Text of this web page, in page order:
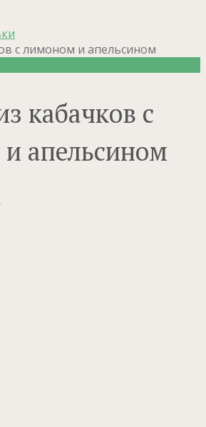
с лимоном и апельсином
кабачков с
апельсином